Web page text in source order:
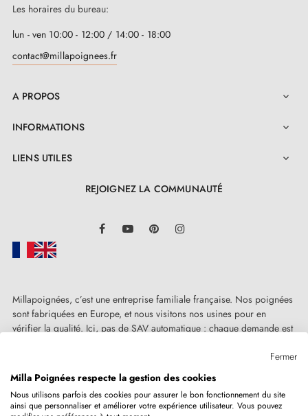
Les horaires du bureau:
lun - ven 10:00 - 12:00 / 14:00 - 18:00
contact@millapoignees.fr
A PROPOS 
INFORMATIONS 
LIENS UTILES 
REJOIGNEZ LA COMMUNAUTÉ
FacebookYouTube Pinterest
Millapoignées, c’est une entreprise familiale française. Nos poignées
sont fabriquées en Europe, et nous visitons nos usines pour en
vérifier la qualité. Ici, pas de SAV automatique : chaque demande est
Copyright © 2026MILLA POIGNEESTous droits réservés.
Fermer
Milla Poignées respecte la gestion des cookies
Nous utilisons parfois des cookies pour assurer le bon fonctionnement du site
ainsi que personnaliser et améliorer votre expérience utilisateur. Vous pouvez